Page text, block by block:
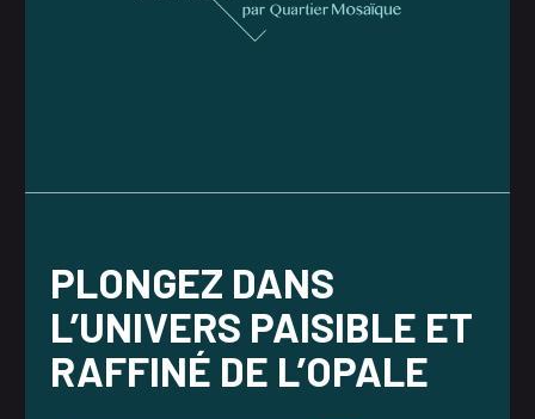
PLONGEZ DANS
L’UNIVERS PAISIBLE ET
RAFFINÉ DE L’OPALE